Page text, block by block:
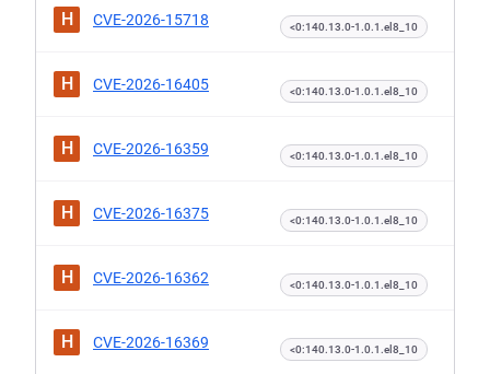
H CVE-2026-15718 <0:140.13.0-1.0.1.el8_10
H CVE-2026-16405 <0:140.13.0-1.0.1.el8_10
H CVE-2026-16359 <0:140.13.0-1.0.1.el8_10
H CVE-2026-16375 <0:140.13.0-1.0.1.el8_10
H CVE-2026-16362 <0:140.13.0-1.0.1.el8_10
H CVE-2026-16369 <0:140.13.0-1.0.1.el8_10